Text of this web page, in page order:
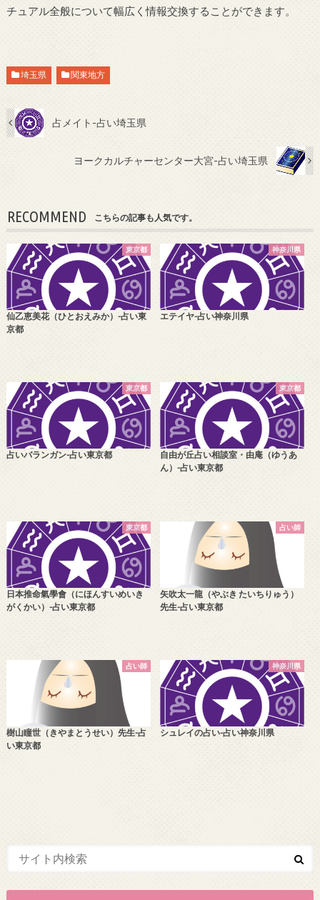
チュアル全般について幅広く情報交換することができます。
埼玉県 関東地方
占メイト-占い埼玉県
ヨークカルチャーセンター大宮-占い埼玉県
RECOMMEND こちらの記事も人気です。
東京都
仙乙恵美花（ひとおえみか）-占い東
京都
神奈川県
エテイヤ-占い神奈川県
東京都
占いバランガン-占い東京都
東京都
自由が丘占い相談室・由庵（ゆうあ
ん）-占い東京都
東京都
日本推命氣學會（にほんすいめいき
がくかい）-占い東京都
占い師
矢吹太一龍（やぶき たいちりゅう）
先生-占い東京都
占い師
樹山瞳世（きやまとうせい）先生-占
い東京都
神奈川県
シュレイの占い-占い神奈川県